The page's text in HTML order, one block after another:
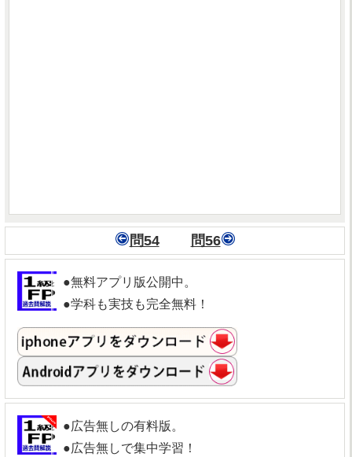
問54 問56
●無料アプリ版公開中。
●学科も実技も完全無料！
●広告無しの有料版。
●広告無しで集中学習！